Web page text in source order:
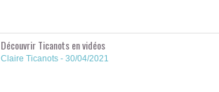
Découvrir Ticanots en vidéos
Claire Ticanots - 30/04/2021